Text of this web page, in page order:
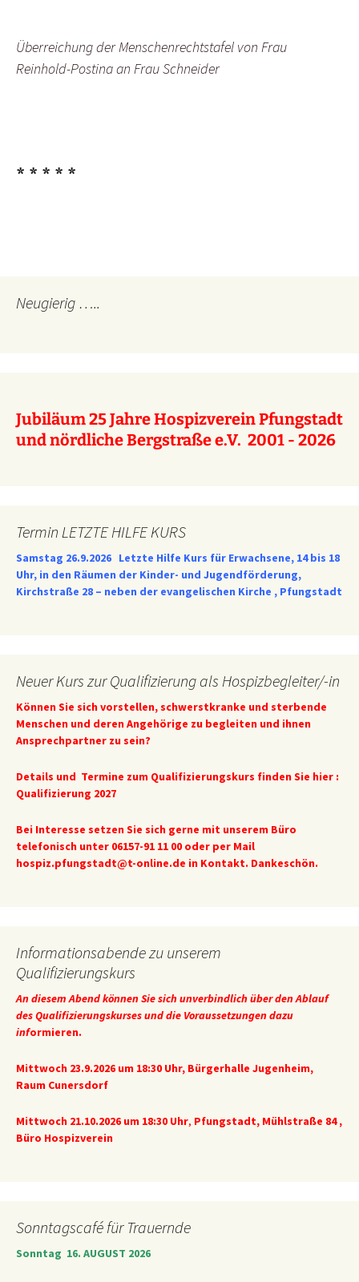
Überreichung der Menschenrechtstafel von Frau
Reinhold-Postina an Frau Schneider
* * * * *
Neugierig …..
Jubiläum 25 Jahre Hospizverein Pfungstadt
und nördliche Bergstraße e.V. 2001 - 2026
Termin LETZTE HILFE KURS
Samstag 26.9.2026 Letzte Hilfe Kurs für Erwachsene, 14 bis 18
Uhr, in den Räumen der Kinder- und Jugendförderung,
Kirchstraße 28 – neben der evangelischen Kirche , Pfungstadt
Neuer Kurs zur Qualifizierung als Hospizbegleiter/-in
Können Sie sich vorstellen, schwerstkranke und sterbende
Menschen und deren Angehörige zu begleiten und ihnen
Ansprechpartner zu sein?
Details und Termine zum Qualifizierungskurs finden Sie hier :
Qualifizierung 2027
Bei Interesse setzen Sie sich gerne mit unserem Büro
telefonisch unter 06157-91 11 00 oder per Mail
hospiz.pfungstadt@t-online.de in Kontakt. Dankeschön.
Informationsabende zu unserem
Qualifizierungskurs
An diesem Abend können Sie sich unverbindlich über den Ablauf
des Qualifizierungskurses und die Voraussetzungen dazu
informieren.
Mittwoch 23.9.2026 um 18:30 Uhr, Bürgerhalle Jugenheim,
Raum Cunersdorf
Mittwoch 21.10.2026 um 18:30 Uhr, Pfungstadt, Mühlstraße 84 ,
Büro Hospizverein
Sonntagscafé für Trauernde
Sonntag 16. AUGUST 2026